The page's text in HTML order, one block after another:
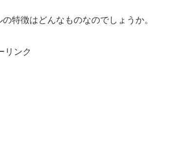
特徴はどんなものなのでしょうか。
リンク